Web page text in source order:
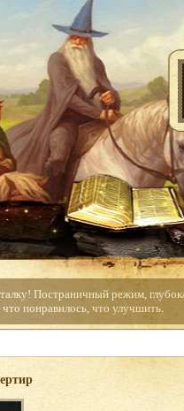
Постраничный режим,
понравилось, что улучшить.